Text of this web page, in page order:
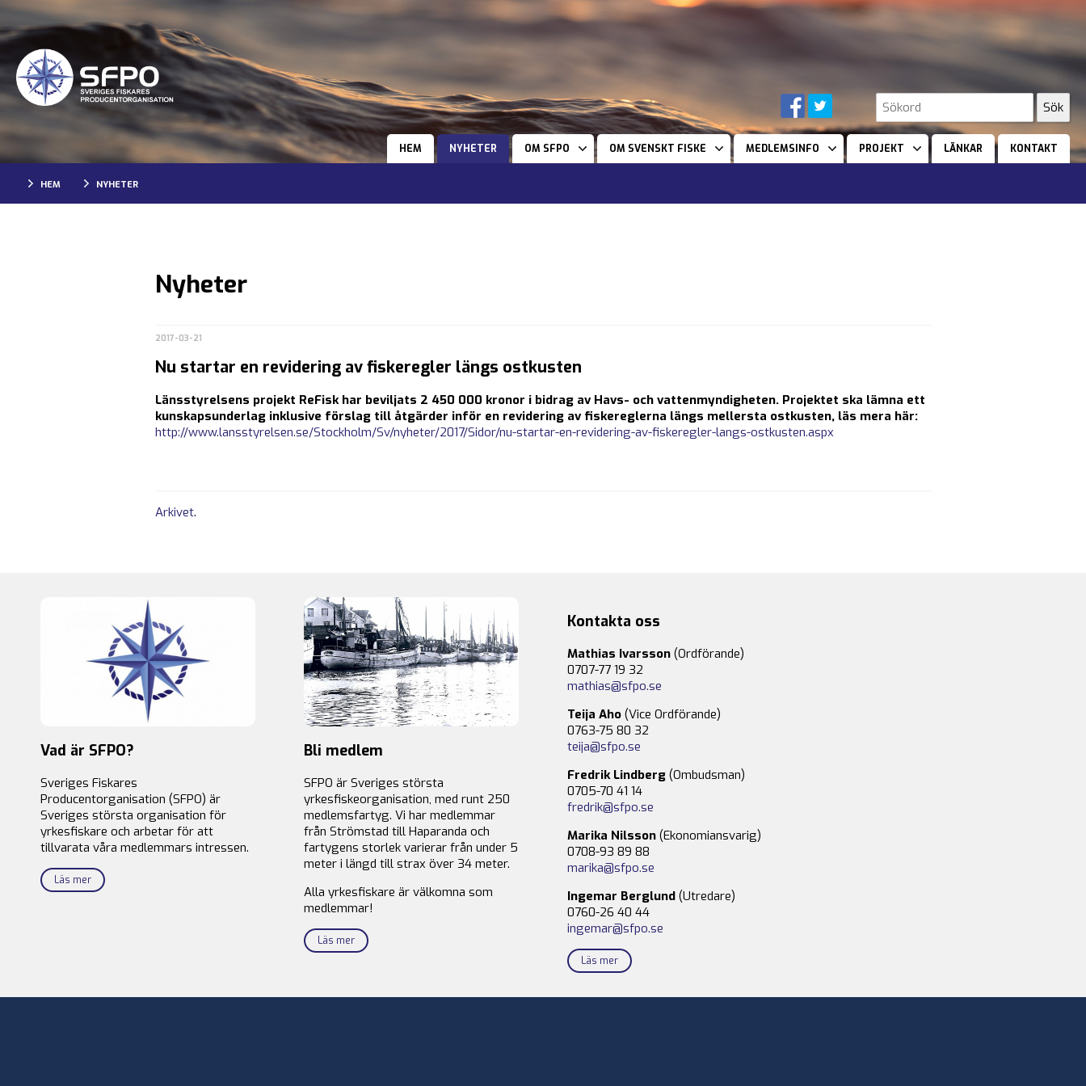
HEM NYHETER OM SFPO OM SVENSKT FISKE MEDLEMSINFO PROJEKT LÄNKAR KONTAKT
HEM NYHETER
Nyheter
2017-03-21
Nu startar en revidering av fiskeregler längs ostkusten
Länsstyrelsens projekt ReFisk har beviljats 2 450 000 kronor i bidrag av Havs- och vattenmyndigheten. Projektet ska lämna ett
kunskapsunderlag inklusive förslag till åtgärder inför en revidering av fiskereglerna längs mellersta ostkusten, läs mera här:
http://www.lansstyrelsen.se/Stockholm/Sv/nyheter/2017/Sidor/nu-startar-en-revidering-av-fiskeregler-langs-ostkusten.aspx
Arkivet.
Vad är SFPO?
Sveriges Fiskares
Producentorganisation (SFPO) är
Sveriges största organisation för
yrkesfiskare och arbetar för att
tillvarata våra medlemmars intressen.
Läs mer
Bli medlem
SFPO är Sveriges största
yrkesfiskeorganisation, med runt 250
medlemsfartyg. Vi har medlemmar
från Strömstad till Haparanda och
fartygens storlek varierar från under 5
meter i längd till strax över 34 meter.
Alla yrkesfiskare är välkomna som
medlemmar!
Läs mer
Kontakta oss
Mathias Ivarsson (Ordförande)
0707-77 19 32
mathias@sfpo.se
Teija Aho (Vice Ordförande)
0763-75 80 32
teija@sfpo.se
Fredrik Lindberg (Ombudsman)
0705-70 41 14
fredrik@sfpo.se
Marika Nilsson (Ekonomiansvarig)
0708-93 89 88
marika@sfpo.se
Ingemar Berglund (Utredare)
0760-26 40 44
ingemar@sfpo.se
Läs mer